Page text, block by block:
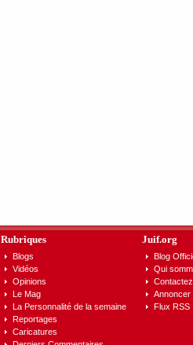
Rubriques
Blogs
Vidéos
Opinions
Le Mag
La Personnalité de la semaine
Reportages
Caricatures
Juif.org
Blog
Qui
Annoncer
Flux RSS